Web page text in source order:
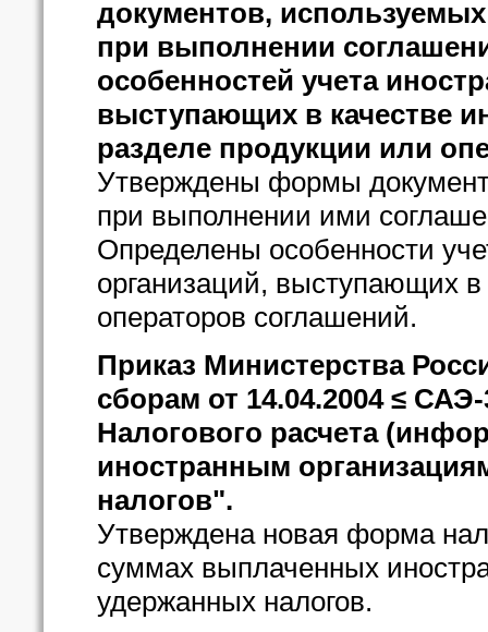
документов,
при выполнении
особенностей учета
выступающих в качестве
разделе продукции или
Утверждены формы
при выполнении ими
Определены особенности
организаций, выступающих
операторов соглашений.
Приказ Министерства
сборам от 14.04.2004 ≤
Налогового расчета
иностранным
налогов".
Утверждена новая форма
суммах выплаченных
удержанных налогов.